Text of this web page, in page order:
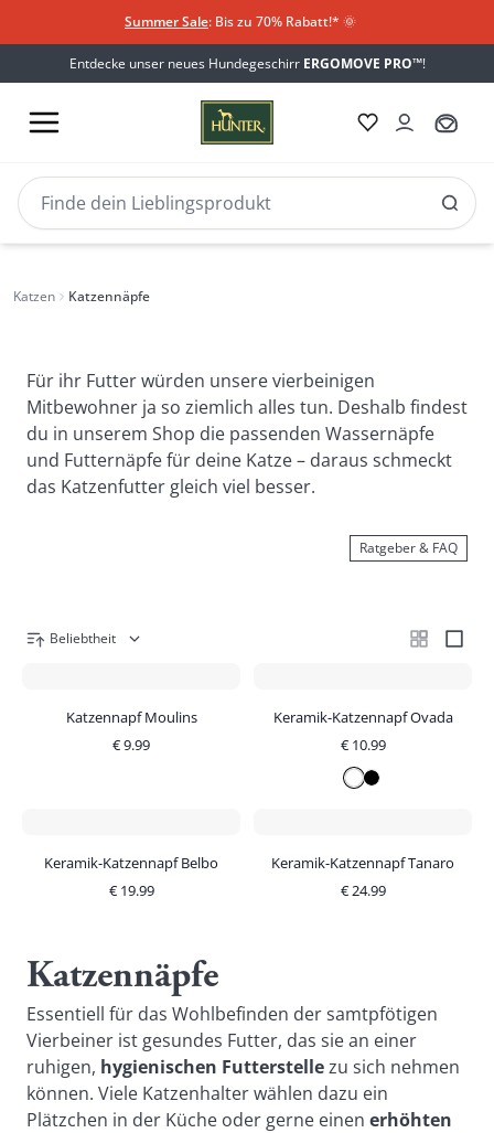
Summer Sale: Bis zu 70% Rabatt!* 🌞
Entdecke unser neues Hundegeschirr ERGOMOVE PRO™!
Katzen Katzennäpfe
Katzennäpfe
Für ihr Futter würden unsere vierbeinigen
Mitbewohner ja so ziemlich alles tun. Deshalb findest
du in unserem Shop die passenden Wassernäpfe
und Futternäpfe für deine Katze – daraus schmeckt
das Katzenfutter gleich viel besser.
Ratgeber & FAQ
Beliebtheit
Katzennapf Moulins
€9.99
Keramik-Katzennapf Ovada
€ 10.99
Keramik-Katzennapf Belbo
€ 19.99
Keramik-Katzennapf Tanaro
€24.99
Katzennäpfe
Essentiell für das Wohlbefinden der samtpfötigen
Vierbeiner ist gesundes Futter, das sie an einer
ruhigen, hygienischen Futterstellezu sich nehmen
können. Viele Katzenhalter wählen dazu ein
Plätzchen in der Küche oder gerne einen erhöhten